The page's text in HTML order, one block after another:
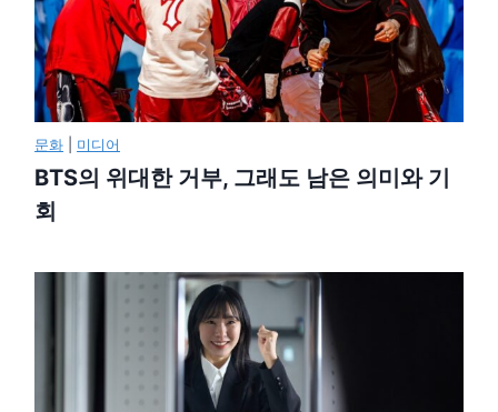
문화 미디어
BTS의 위대한 거부, 그래도 남은 의미와 기
회